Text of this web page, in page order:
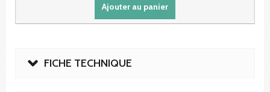
Ajouter au panier
FICHE TECHNIQUE